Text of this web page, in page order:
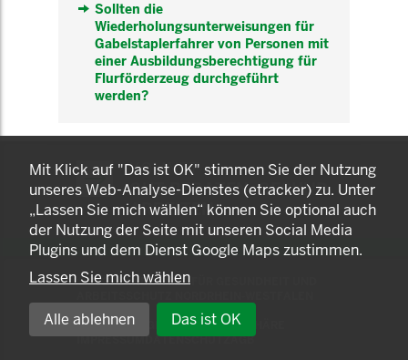
Sollten die
Wiederholungsunterweisungen für
Gabelstaplerfahrer von Personen mit
einer Ausbildungsberechtigung für
Flurförderzeug durchgeführt
werden?
KOMNET
GUT BERATEN. GESUND
ARBEITEN.
© 2025 LANDESAMT FÜR GESUNDHEIT UND
EINSTELLUNGEN ZUR PRIVATSPHÄRE
IMPRESSUMDATENSCHUTZAGB
Mit Klick auf "Das ist OK" stimmen Sie der Nutzung
unseres Web-Analyse-Dienstes (etracker) zu. Unter
„Lassen Sie mich wählen“ können Sie optional auch
der Nutzung der Seite mit unseren Social Media
Plugins und dem Dienst Google Maps zustimmen.
Lassen Sie mich wählen
Alle ablehnen Das ist OK